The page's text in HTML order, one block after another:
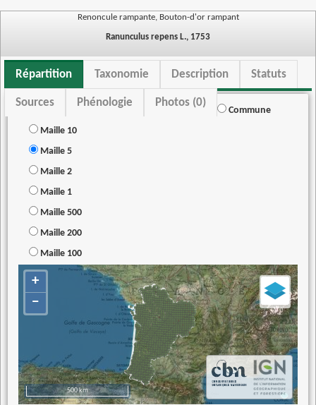
Renoncule rampante, Bouton-d'or rampant
Ranunculus repens L., 1753
Répartition Taxonomie Description Statuts
Sources Phénologie Photos (0)
Commune
Maille 10
Maille 5
Maille 2
Maille 1
Maille 500
Maille 200
Maille 100
+
−
500 km